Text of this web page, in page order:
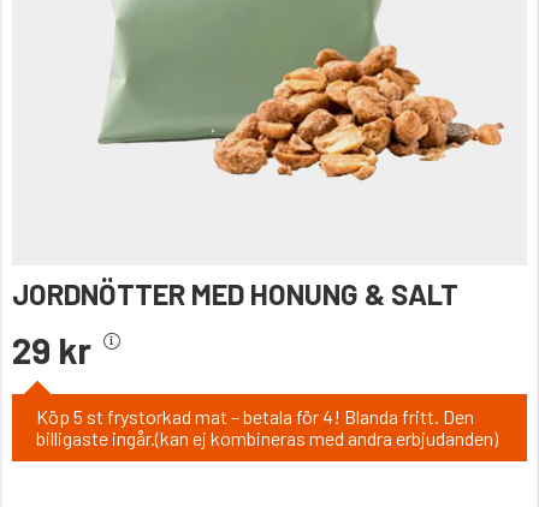
JORDNÖTTER MED HONUNG & SALT
29 kr
Köp 5 st frystorkad mat – betala för 4! Blanda fritt. Den
billigaste ingår.(kan ej kombineras med andra erbjudanden)